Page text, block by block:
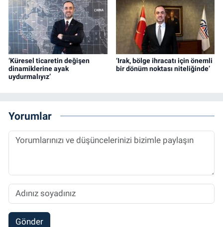
‘Küresel ticaretin değişen
dinamiklerine ayak
uydurmalıyız’
‘Irak, bölge ihracatı için önemli
bir dönüm noktası niteliğinde’
Yorumlar
Gönder